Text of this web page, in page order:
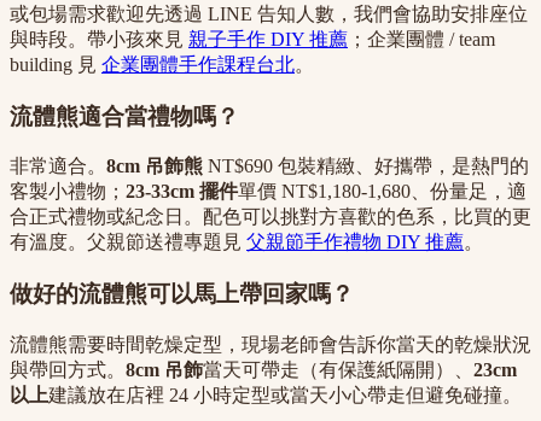
或包場需求歡迎先透過 LINE 告知人數，我們會協助安排座位
與時段。帶小孩來見 親子手作 DIY 推薦 ；企業團體 / team
building 見 企業團體手作課程台北。
流體熊適合當禮物嗎？
非常適合。 8cm 吊飾熊 NT$690 包裝精緻、好攜帶，是熱門的
客製小禮物； 23-33cm 擺件單價 NT$1,180-1,680、份量足，適
合正式禮物或紀念日。配色可以挑對方喜歡的色系，比買的更
有溫度。父親節送禮專題見 父親節手作禮物 DIY 推薦。
做好的流體熊可以馬上帶回家嗎？
流體熊需要時間乾燥定型，現場老師會告訴你當天的乾燥狀況
與帶回方式。 8cm 吊飾當天可帶走（有保護紙隔開）、 23cm
以上建議放在店裡 24 小時定型或當天小心帶走但避免碰撞。